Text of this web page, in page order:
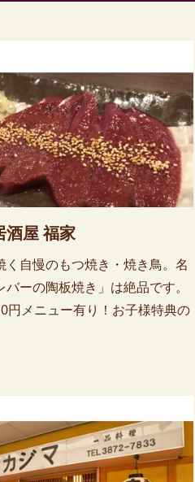
酒屋 福家
く自慢のもつ焼き・焼き鳥。名
ーの陶板焼き」は絶品です。
円メニュー有り！お子様特典の